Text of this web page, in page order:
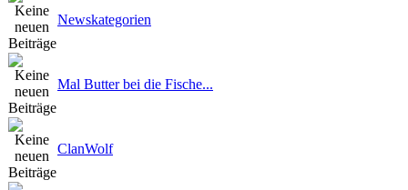
Newskategorien
Mal Butter bei die Fische...
ClanWolf